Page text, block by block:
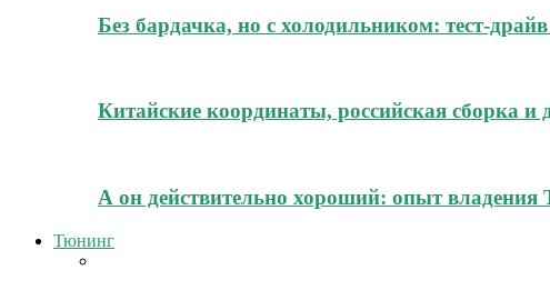
Без бардачка, но с холодильником: тест-
Китайские координаты, российская сборка
А он действительно хороший: опыт
Тюнинг